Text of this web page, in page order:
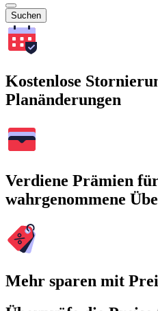
Suchen
Kostenlose
Planänderungen
Verdiene Prämien
wahrgenommene
Mehr sparen mit